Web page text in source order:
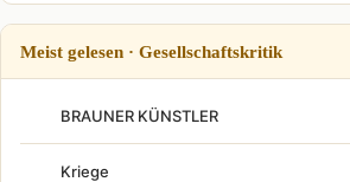
Meist gelesen · Gesellschaftskritik
BRAUNER KÜNSTLER
Kriege